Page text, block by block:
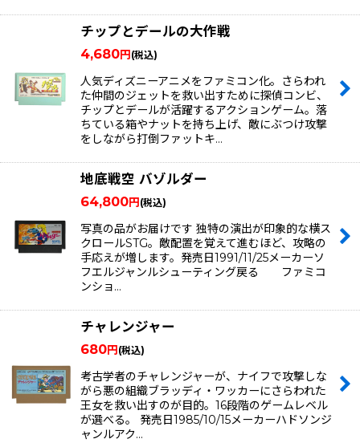
チップとデールの大作戦
4,680円 (税込)
人気ディズニーアニメをファミコン化。さらわれ
た仲間のジェットを救い出すために探偵コンビ、
チップとデールが活躍するアクションゲーム。落
ちている箱やナットを持ち上げ、敵にぶつけ攻撃
をしながら打倒ファットキ…
地底戦空 バゾルダー
64,800円 (税込)
写真の品がお届けです 独特の演出が印象的な横ス
クロールSTG。敵配置を覚えて進むほど、攻略の
手応えが増します。発売日1991/11/25メーカーソ
フエルジャンルシューティング戻る ファミコ
ンショ…
チャレンジャー
680円 (税込)
考古学者のチャレンジャーが、ナイフで攻撃しな
がら悪の組織ブラッディ・ワッカーにさらわれた
王女を救い出すのが目的。16段階のゲームレベル
が選べる。 発売日1985/10/15メーカーハドソンジ
ャンルアク…